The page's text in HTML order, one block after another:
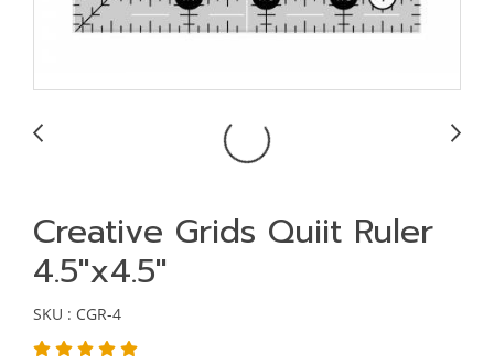
Creative Grids Quiit Ruler
4.5"x4.5"
SKU : CGR-4